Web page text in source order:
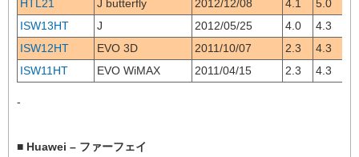
HTL21 J butterfly 2012/12/08 4.1 5.0
ISW13HT
J 2012/05/25 4.0 4.3
ISW12HT
EVO 3D 2011/10/07 2.3 4.3
ISW11HT
EVO WiMAX 2011/04/15 2.3 4.3
-
■ Huawei – ファーフェイ